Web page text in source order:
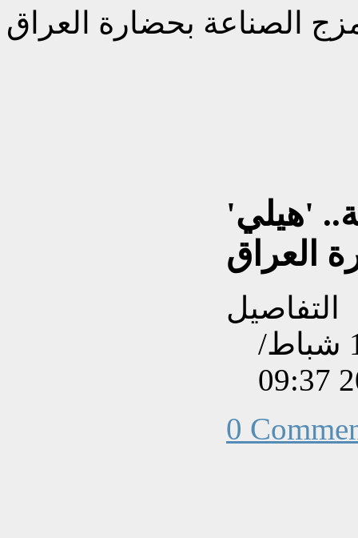
الصناعة بحضارة العراق
'هيلي'
العراق
التفاصيل
تم إنشاءه بتاريخ الجمعة, 17 شباط/
0